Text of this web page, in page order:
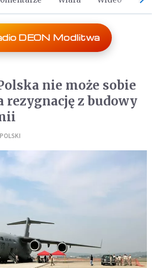
DEON Modlitwa
nie może sobie
rezygnację z budowy